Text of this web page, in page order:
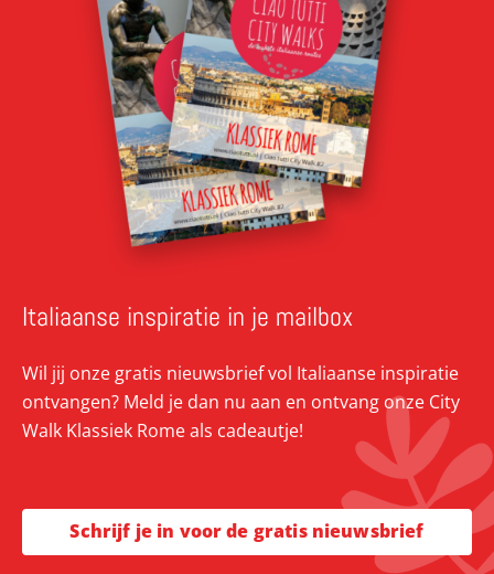
Italiaanse inspiratie in je mailbox
Wil jij onze gratis nieuwsbrief vol Italiaanse inspiratie
ontvangen? Meld je dan nu aan en ontvang onze City
Walk Klassiek Rome als cadeautje!
Schrijf je in voor de gratis nieuwsbrief